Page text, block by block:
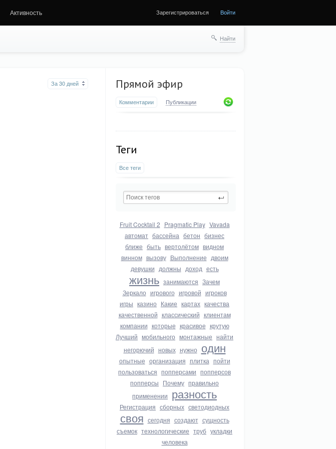
Активность Зарегистрироваться Войти
Найти
Прямой эфир
Комментарии Публикации
Теги
Все теги
Fruit Cocktail 2 Pragmatic Play Vavada
автомат бассейна бетон бизнес
ближе быть вертолётом видном
винном вызову Выполнение двоим
девушки должны доход есть
жизнь занимаются Зачем
Зеркало игрового игровой игроков
игры казино Какие картах качества
качественной классический клиентам
компании которые красивое крутую
Лучший мобильного монтажные найти
негорючий новых нужно один
опытные организация плитка пойти
пользоваться попперсами попперсов
попперсы Почему правильно
применении разность
Регистрация сборных светодиодных
своя сегодня создают сущность
съемок технологические труб укладки
человека
За 30 дней